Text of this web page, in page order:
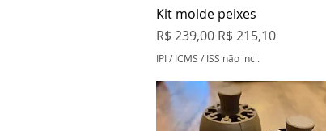
Visualização rápida
Kit molde peixes
Preço normal
R$ 239,00 Preço promocional
R$ 215,10
IPI / ICMS / ISS não incl.